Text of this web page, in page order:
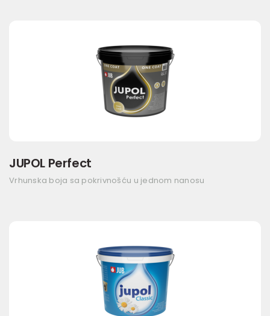
JUPOL Perfect
Vrhunska boja sa pokrivnošću u jednom nanosu